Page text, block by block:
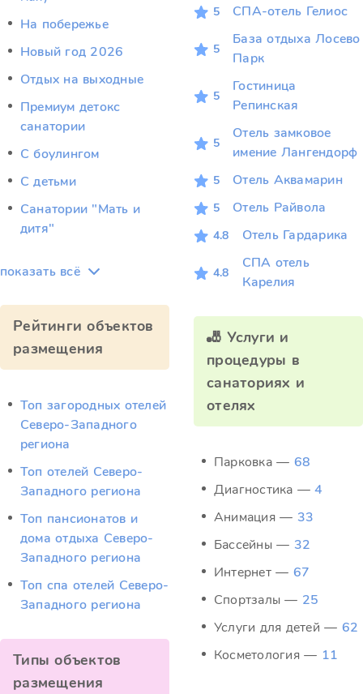
На побережье
Новый год 2026
Отдых на выходные
Премиум детокс
санатории
С боулингом
С детьми
Санатории "Мать и
дитя"
показать всё
Рейтинги объектов
размещения
Топ загородных отелей
Северо-Западного
региона
Топ отелей Северо-
Западного региона
Топ пансионатов и
дома отдыха Северо-
Западного региона
Топ спа отелей Северо-
Западного региона
Типы объектов
размещения
5 СПА-отель Гелиос
5
База отдыха Лосево
Парк
5
Гостиница
Репинская
5
Отель замковое
имение Лангендорф
5 Отель Аквамарин
5 Отель Райвола
4.8 Отель Гардарика
4.8
СПА отель
Карелия
🎳 Услуги и
процедуры в
санаториях и
отелях
Парковка — 68
Диагностика —4
Анимация — 33
Бассейны — 32
Интернет — 67
Спортзалы — 25
Услуги для детей — 62
Косметология — 11